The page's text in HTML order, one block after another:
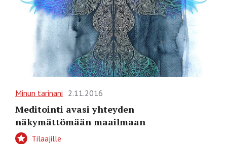
Minun tarinani 2.11.2016
Meditointi avasi yhteyden
näkymättömään maailmaan
Tilaajille